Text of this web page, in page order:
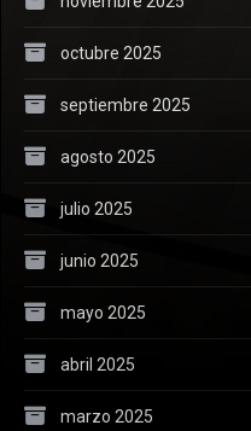
octubre 2025
septiembre 2025
agosto 2025
julio 2025
junio 2025
mayo 2025
abril 2025
marzo 2025